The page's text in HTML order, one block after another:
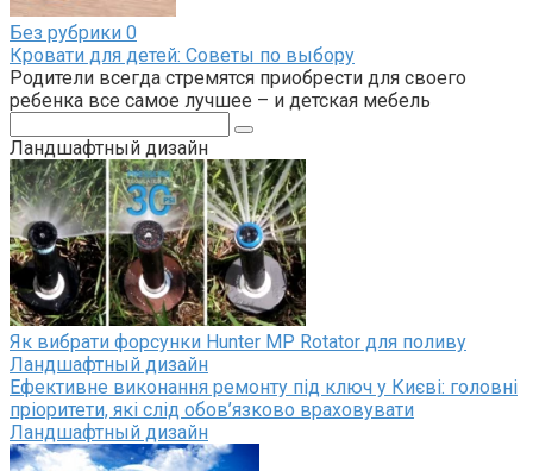
Без рубрики 0
Кровати для детей: Советы по выбору
Родители всегда стремятся приобрести для своего
ребенка все самое лучшее – и детская мебель
Ландшафтный дизайн
Як вибрати форсунки Hunter MP Rotator для поливу
Ландшафтный дизайн
Ефективне виконання ремонту під ключ у Києві: головні
пріоритети, які слід обов’язково враховувати
Ландшафтный дизайн